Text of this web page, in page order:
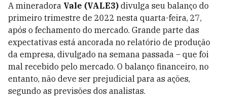
A mineradora Vale (VALE3) divulga seu balanço do
primeiro trimestre de 2022 nesta quarta-feira, 27,
após o fechamento do mercado. Grande parte das
expectativas está ancorada no relatório de produção
da empresa, divulgado na semana passada – que foi
mal recebido pelo mercado. O balanço financeiro, no
entanto, não deve ser prejudicial para as ações,
segundo as previsões dos analistas.